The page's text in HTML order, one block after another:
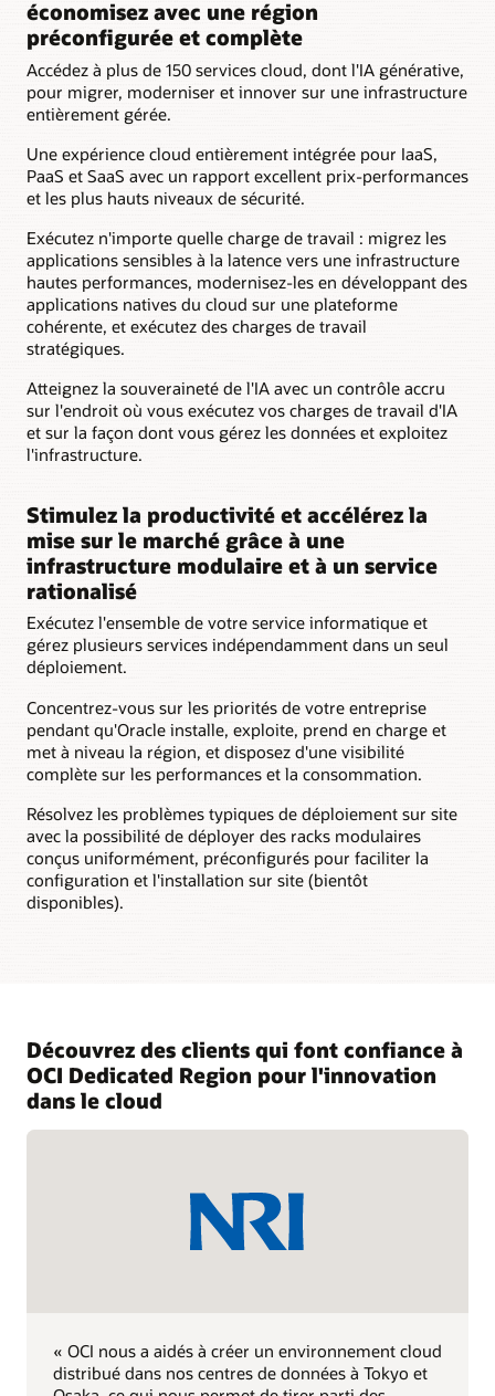
client
Personnel
du
data
center
du
Racks
cloud
gérés
par
Oracle
Cage
d'accès
physique
Oracle
Accès
pour
le
personnel
des
pour
la
configuration
et
le
support
matériel
économisez avec une région
préconfigurée et complète
Accédez à plus de 150 services cloud, dont l'IA générative,
pour migrer, moderniser et innover sur une infrastructure
entièrement gérée.
Une expérience cloud entièrement intégrée pour IaaS,
PaaS et SaaS avec un rapport excellent prix-performances
et les plus hauts niveaux de sécurité.
Exécutez n'importe quelle charge de travail : migrez les
applications sensibles à la latence vers une infrastructure
hautes performances, modernisez-les en développant des
applications natives du cloud sur une plateforme
cohérente, et exécutez des charges de travail
stratégiques.
Atteignez la souveraineté de l'IA avec un contrôle accru
sur l'endroit où vous exécutez vos charges de travail d'IA
et sur la façon dont vous gérez les données et exploitez
l'infrastructure.
Stimulez la productivité et accélérez la
mise sur le marché grâce à une
infrastructure modulaire et à un service
rationalisé
Exécutez l'ensemble de votre service informatique et
gérez plusieurs services indépendamment dans un seul
déploiement.
Concentrez-vous sur les priorités de votre entreprise
pendant qu'Oracle installe, exploite, prend en charge et
met à niveau la région, et disposez d'une visibilité
complète sur les performances et la consommation.
Résolvez les problèmes typiques de déploiement sur site
avec la possibilité de déployer des racks modulaires
conçus uniformément, préconfigurés pour faciliter la
configuration et l'installation sur site (bientôt
disponibles).
Découvrez des clients qui font confiance à
OCI Dedicated Region pour l'innovation
dans le cloud
« OCI nous a aidés à créer un environnement cloud
distribué dans nos centres de données à Tokyo et